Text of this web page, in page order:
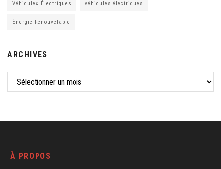
Véhicules Électriques véhicules électriques
Énergie Renouvelable
ARCHIVES
À PROPOS